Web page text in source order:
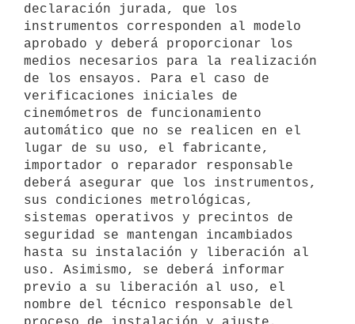
declaración jurada, que los
instrumentos corresponden al modelo
aprobado y deberá proporcionar los
medios necesarios para la realización
de los ensayos. Para el caso de
verificaciones iniciales de
cinemómetros de funcionamiento
automático que no se realicen en el
lugar de su uso, el fabricante,
importador o reparador responsable
deberá asegurar que los instrumentos,
sus condiciones metrológicas,
sistemas operativos y precintos de
seguridad se mantengan incambiados
hasta su instalación y liberación al
uso. Asimismo, se deberá informar
previo a su liberación al uso, el
nombre del técnico responsable del